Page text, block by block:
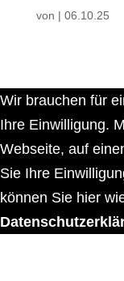
von | 06.10.25
Wir brauchen für
Ihre Einwilligung.
Webseite, auf
Sie Ihre
können Sie hier